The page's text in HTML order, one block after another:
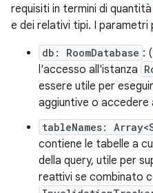
requisiti in termini di
e dei relativi tipi. I parametri
db: RoomDatabase :
l'accesso all'istanza
essere utile per
aggiuntive o
tableNames:
contiene le tabelle a
della query, utile per
reattivi se combinato